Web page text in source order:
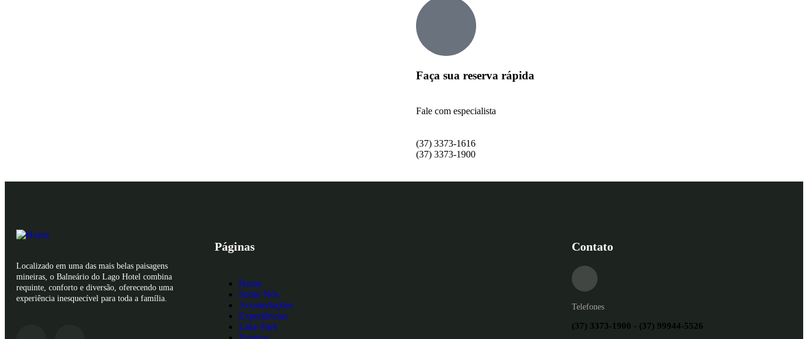
Faça sua reserva rápida
Fale com especialista
(37) 3373-1616
(37) 3373-1900
Localizado em uma das mais belas paisagens
mineiras, o Balneário do Lago Hotel combina
requinte, conforto e diversão, oferecendo uma
experiência inesquecível para toda a família.
Páginas
Home
Sobre Nós
Acomodações
Experiências
Lake Park
Contato
Telefones
(37) 3373-1900 - (37) 99944-5526